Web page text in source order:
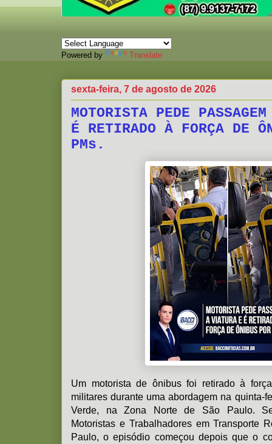
Powered by Translate
sexta-feira, 7 de agosto de 2026
MOTORISTA PEDE
É RETIRADO À FORÇA DE
PMs.
Um motorista de ônibus foi retirado à
militares durante uma abordagem na quinta-
Verde, na Zona Norte de São Paulo.
Motoristas e Trabalhadores em Transporte
Paulo, o episódio começou depois que o